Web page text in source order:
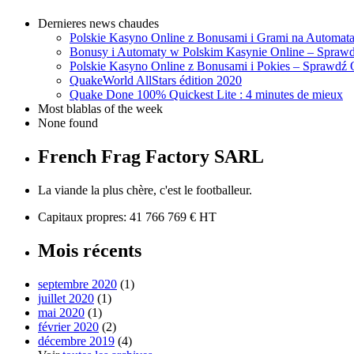
Dernieres news chaudes
Polskie Kasyno Online z Bonusami i Grami na
Bonusy i Automaty w Polskim Kasynie Online –
Polskie Kasyno Online z Bonusami i Pokies – Sprawdź
QuakeWorld AllStars édition 2020
Quake Done 100% Quickest Lite : 4 minutes de mieux
Most blablas of the week
None found
French Frag Factory SARL
La viande la plus chère, c'est le footballeur.
Capitaux propres: 41 766 769 € HT
Mois récents
septembre 2020 (1)
juillet 2020 (1)
mai 2020 (1)
février 2020 (2)
décembre 2019 (4)